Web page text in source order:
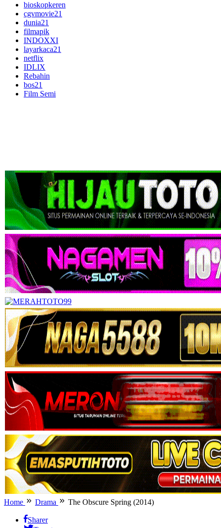
bioskopkeren
cgvmovie21
dunia21
filmapik
INDOXXI
layarkaca21
netflix
IDLIX
Rebahin
bos21
Film Semi
Home Drama The Obscure Spring (2014)
Sharer